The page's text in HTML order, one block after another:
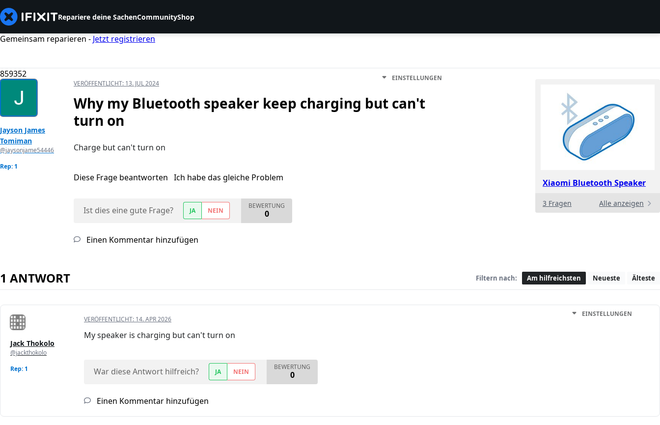
Repariere deine SachenCommunityShop
Gemeinsam reparieren - Jetzt registrieren
859352
Xiaomi Bluetooth Speaker
3 Fragen Alle anzeigen
Jayson James
Tomiman
@jaysonjame54446
Rep: 1
VERÖFFENTLICHT: 13. JUL 2024
EINSTELLUNGEN
Why my Bluetooth speaker keep charging but can't
turn on
Charge but can't turn on
Diese Frage beantworten Ich habe das gleiche Problem
Ist dies eine gute Frage? JA NEIN
BEWERTUNG
0
Einen Kommentar hinzufügen
1 ANTWORT Filtern nach: Am hilfreichsten Neueste Älteste
Jack Thokolo
@jackthokolo
Rep: 1
VERÖFFENTLICHT: 14. APR 2026
EINSTELLUNGEN
My speaker is charging but can't turn on
War diese Antwort hilfreich? JA NEIN
BEWERTUNG
0
Einen Kommentar hinzufügen